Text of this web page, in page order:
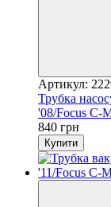
Артикул:
Трубка
'08/Focus C-
840 грн
Купити